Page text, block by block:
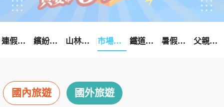
連假卡位趣 繽紛花漾季 山林輕旅行 市場最低價 鐵道觀光之旅 暑假熱賣中 父親節優惠
國內旅遊 國外旅遊